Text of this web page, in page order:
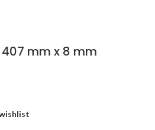
mm x 8 mm